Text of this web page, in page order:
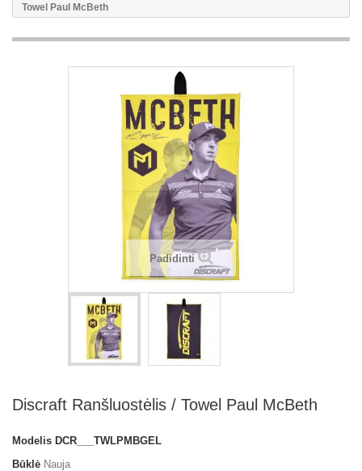
Towel Paul McBeth
Padidinti
Discraft Ranšluostėlis / Towel Paul McBeth
Modelis DCR___TWLPMBGEL
Būklė Nauja